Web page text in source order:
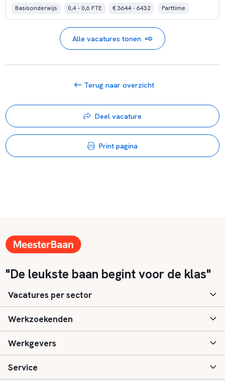
Basisonderwijs 0,4 - 0,6 FTE € 3644 - 6432 Parttime
Alle vacatures tonen
Terug naar overzicht
Deel vacature
Print pagina
"De leukste baan begint voor de klas"
Vacatures per sector
Basisonderwijs
Speciaal (basis) onderwijs
Voortgezet onderwijs
Werkzoekenden
Aanmelden
Vacatures
Werkgevers
Inloggen
Service